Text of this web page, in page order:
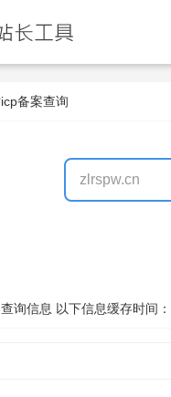
备案查询
询信息 以下信息缓存时间：